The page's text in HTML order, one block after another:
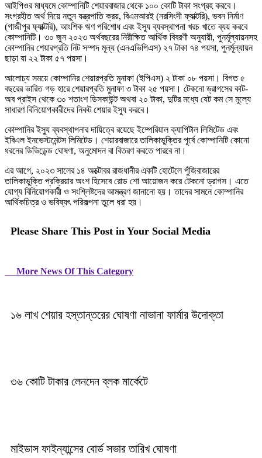
আইপিওর মাধ্যমে কোম্পানিটি শেয়ারবাজার থেকে ১০০ কোটি টাকা সংগ্রহ করবে।
সংগ্রহীত অর্থ দিয়ে নতুন যন্ত্রপাতি ক্রয়, বিএমআরই (নরসিংদী ফ্যাক্টরি), ভবন নির্মাণ
(গাজীপুর ফ্যাক্টরি), আংশিক ঋণ পরিশোধ এবং ইস্যু ব্যবস্থাপনা খরচ খাতে ব্যয় করবে
কোম্পানিটি। ৩০ জুন ২০২৩ অর্থবছরের নিরীক্ষিত আর্থিক বিবরণী অনুযায়ী, পুনর্মূল্যায়নসহ
কোম্পানির শেয়ারপ্রতি নিট সম্পদ মূল্য (এনএভিপিএস) ২৭ টাকা ৭৪ পয়সা, পুনর্মূল্যায়ন
ছাড়া যা ২২ টাকা ৫৭ পয়সা।
আলোচ্য সময়ে কোম্পানির শেয়ারপ্রতি মুনাফা (ইপিএস) ২ টাকা ০৮ পয়সা। বিগত ৫
বছরের ভারিত গড় হারে শেয়ারপ্রতি মুনাফা ৩ টাকা ২৫ পয়সা। টেকনো ড্রাগসের কাট-
অব প্রাইস থেকে ৩০ শতাংশ ডিসকাউন্ট অথবা ২০ টাকা, দুটির মধ্যে যেট কম সে মূল্যে
সাধারণ বিনিয়োগকারীদের নিকট শেয়ার ইস্যু করবে।
কোম্পানির ইস্যু ব্যবস্থাপনার দায়িত্বে রয়েছে ইম্পেরিয়াল ক্যাপিটাল লিমিটেড এবং
ইবিএল ইনভেস্টমেন্টস লিমিটেড। শেয়ারবাজারে তালিকাভুক্তির পূর্বে কোম্পানিটি কোনো
ধরনের ডিভিডেন্ড ঘোষণা, অনুমোদন বা বিতরণ করতে পারবে না।
এর আগে, ২০২৩ সালের ১৪ অক্টোবর রাজধানীর একটি হোটেলে পুঁজিবাজারের
তালিকাভুক্তি প্রক্রিয়ার অংশ হিসেবে রোড শো আয়োজন করে টেকনো ড্রাগস। এতে
যোগ্য বিনিয়োগকারী ও সংশ্লিষ্টদের আমন্ত্রণ জানানো হয়। তাদের সামনে কোম্পানির
আর্থিকচিত্র ও ভবিষ্যৎ পরিকল্পনা তুলে ধরা হয়।
Please Share This Post in Your Social Media
More News Of This Category
১৬ লাখ শেয়ার হস্তান্তরের ঘোষণা নাভানা ফার্মার উদোক্তা
৩৬ কোটি টাকার লেনদেন ব্লক মার্কেটে
মাইডাস ফাইন্যান্সের বোর্ড সভার তারিখ ঘোষণা